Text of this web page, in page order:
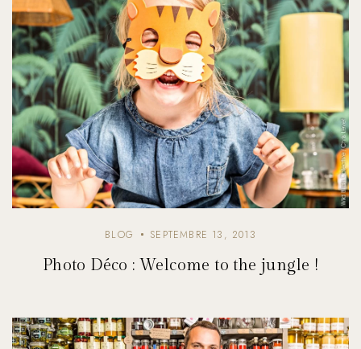
BLOG SEPTEMBRE 13, 2013
Photo Déco : Welcome to the jungle !